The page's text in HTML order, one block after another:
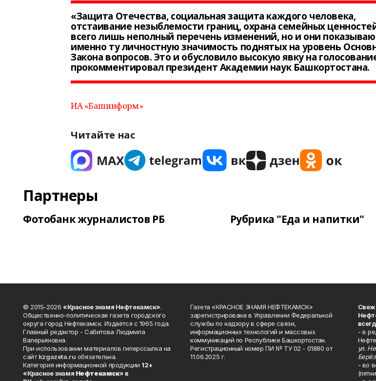
«Защита Отечества, социальная защита каждого человека,
отстаивание незыблемости границ, охрана семейных
всего лишь неполный перечень изменений, но и они
именно ту личностную значимость поднятых на уровень
Закона вопросов. Это и обусловило высокую явку на
прокомментировал президент Академии наук Башкортостана.
ИА «Башинформ»
Читайте нас
Партнеры
Фотобанк журналистов РБ Рубрика "Еда и напитки"
© 2015-2026 «Красное знамя Нефтекамск».
Общественно-политическая газета городского
округа город Нефтекамск. Издаётся с 1965 года.
Главный редактор - Сабитова Людмила
Валерьяновна.
При использовании материалов гиперссылка на
сайтkzgazeta.ru обязательна.
Категория информационной продукции 12+
«Красное знамя Нефтекамск» в
Газета «КРАСНОЕ ЗНАМЯ НЕФТЕКАМСК»
зарегистрирована в Управлении Федеральной
службы по надзору в сфере связи,
информационных технологий и массовых
коммуникаций по Республике Башкортостан.
Регистрационный номер ПИ № ТУ 02 - 01880 от
11.06.2025 г.
- в
ул.
- во